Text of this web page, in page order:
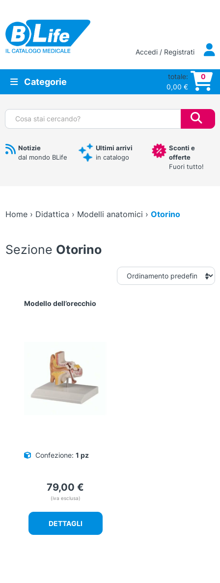
Vai al contenuto principale
Accedi / Registrati
Categorie
totale:
0,00 €
0
Cerca:
Notizie
dal mondo BLife
Ultimi arrivi
in catalogo
Sconti e
offerte
Fuori tutto!
Home› Didattica › Modelli anatomici › Otorino
Sezione Otorino
Modello dell’orecchio
Confezione: 1 pz
79,00 €
(iva esclusa)
DETTAGLI